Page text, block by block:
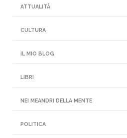
ATTUALITÀ
CULTURA
IL MIO BLOG
LIBRI
NEI MEANDRI DELLA MENTE
POLITICA